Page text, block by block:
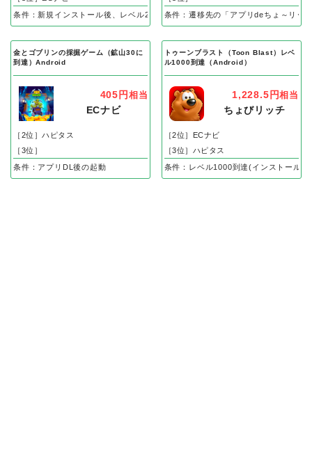
条件：新規インストール後、レベル25到達で成果条件：遷移先の「アプリdeちょ～リッ
金とゴブリンの採掘ゲーム（鉱山30に
到達）Android
405円 相当
ECナビ
［2位］ハピタス
［3位］
条件：アプリDL後の起動
トゥーンブラスト（Toon Blast）レベ
ル1000到達（Android）
1,228.5円相当
ちょびリッチ
［2位］ECナビ
［3位］ハピタス
条件：レベル1000到達(インストール後